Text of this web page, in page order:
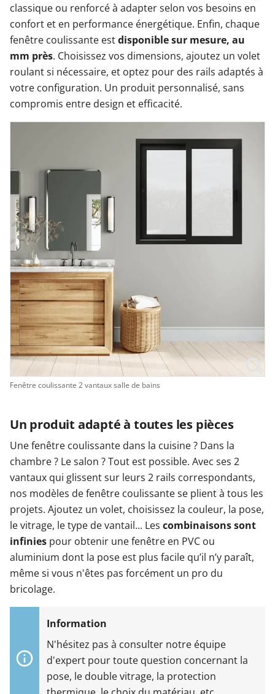
classique ou renforcé à adapter selon vos besoins en
confort et en performance énergétique. Enfin, chaque
fenêtre coulissante estdisponible sur mesure, au
mm près. Choisissez vos dimensions, ajoutez un volet
roulant si nécessaire, et optez pour des rails adaptés à
votre configuration. Un produit personnalisé, sans
compromis entre design et efficacité.
Fenêtre coulissante 2 vantaux salle de bains
Un produit adapté à toutes les pièces
Une fenêtre coulissante dans la cuisine ? Dans la
chambre ? Le salon ? Tout est possible. Avec ses 2
vantaux qui glissent sur leurs 2 rails correspondants,
nos modèles de fenêtre coulissante se plient à tous les
projets. Ajoutez un volet, choisissez la couleur, la pose,
le vitrage, le type de vantail... Les combinaisons sont
infinies pour obtenir une fenêtre en PVC ou
aluminium dont la pose est plus facile qu’il n’y paraît,
même si vous n'êtes pas forcément un pro du
bricolage.
N'hésitez pas à consulter notre équipe
d'expert pour toute question concernant la
pose, le double vitrage, la protection